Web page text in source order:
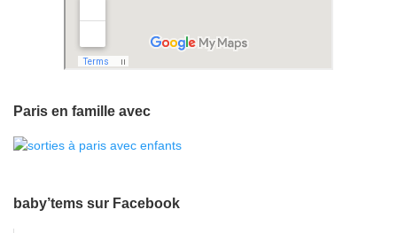
Paris en famille avec
baby’tems sur Facebook